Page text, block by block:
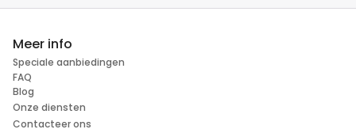
Meer info
Speciale aanbiedingen
FAQ
Blog
Onze diensten
Contacteer ons